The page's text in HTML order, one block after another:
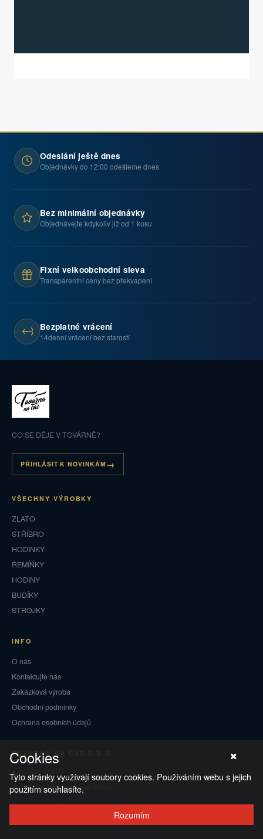
Odeslání ještě dnes
Objednávky do 12:00 odešleme dnes
Bez minimální objednávky
Objednávejte kdykoliv již od 1 kusu
Fixní velkoobchodní sleva
Transparentní ceny bez překvapení
Bezplatné vrácení
14denní vrácení bez starostí
CO SE DĚJE V TOVÁRNĚ?
PŘIHLÁSIT K NOVINKÁM
VŠECHNY VÝROBKY
ZLATO
STŘÍBRO
HODINKY
ŘEMÍNKY
HODINY
BUDÍKY
STROJKY
INFO
O nás
Kontaktujte nás
Zakázková výroba
Obchodní podmínky
Ochrana osobních údajů
TOVÁRNA NA ČAS S.R.O.
549 01 Nové Město nad Metují
Puncovní značky
Cookies
Tyto stránky využívají soubory cookies. Používáním webu s jejich
použitím souhlasíte.
Rozumím